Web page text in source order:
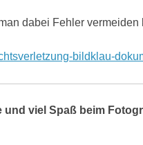
dabei Fehler vermeiden
bildklau-
und viel Spaß beim